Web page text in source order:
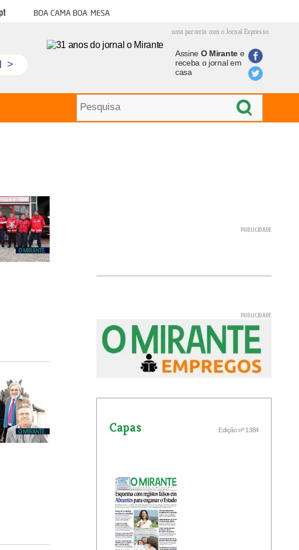
Boa cama boa mesa
uma parceria com o Jornal Expresso
>
Assine O Mirantee
receba o jornal em
casa
Capas Edição nº 1384